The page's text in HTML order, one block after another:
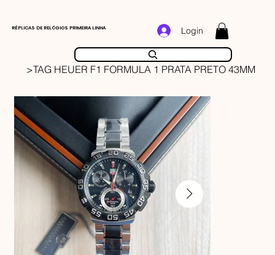
RÉPLICAS DE RELÓGIOS PRIMEIRA LINHA Login
>TAG HEUER F1 FORMULA 1 PRATA PRETO 43MM